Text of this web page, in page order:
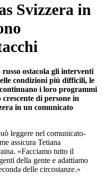
Svizzera in
russo ostacola gli interventi
condizioni più difficili, le
i loro programmi
di persone in
in un comunicato
leggere nel comunicato-
assicura Tetiana
«Facciamo tutto il
della gente e adattiamo
delle circostanze.»